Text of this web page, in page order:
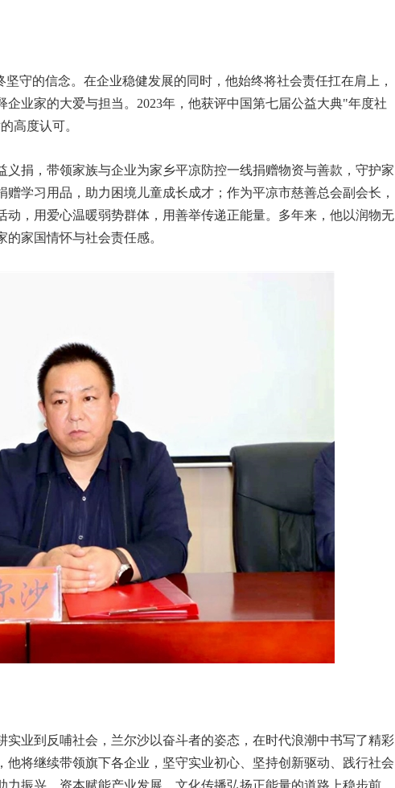
守的信念。在企业稳健发展的同时，他始终将社会责任扛在肩上，
业家的大爱与担当。2023年，他获评中国第七届公益大典"年度社
高度认可。
义捐，带领家族与企业为家乡平凉防控一线捐赠物资与善款，守护家
学习用品，助力困境儿童成长成才；作为平凉市慈善总会副会长，
动，用爱心温暖弱势群体，用善举传递正能量。多年来，他以润物无
家国情怀与社会责任感。
实业到反哺社会，兰尔沙以奋斗者的姿态，在时代浪潮中书写了精彩
他将继续带领旗下各企业，坚守实业初心、坚持创新驱动、践行社会
力振兴、资本赋能产业发展、文化传播弘扬正能量的道路上稳步前